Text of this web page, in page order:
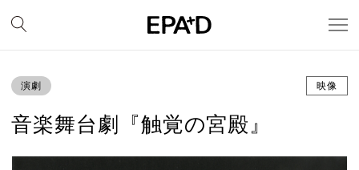
演劇 映像
音楽舞台劇『触覚の宮殿』